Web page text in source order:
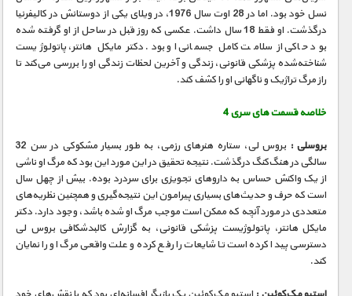
نسل خود بود. اما در 28 اوت سال 1976، در ویلای یکی از دوستانش در کالیفرنیا
درگذشت. او فقط 18 سال داشت. عکسی که روز قبل در ساحل از او گرفته شده
بود حاکی از سلامت کامل جسمانی او بود. دکتر مایکل هانتر، پاتولوژیست
شناخته‌شده پزشکی قانونی، زندگی و آخرین لحظات زندگی او را بررسی می‌کند تا
راز مرگ تراژیک و ناگهانی او را کشف کند.
خلاصه قسمت های سری 4
بروسلی :
بروس لی، ستاره هنرهای رزمی، به طور بسیار مشکوکی در سن 32
سالگی در هنگ‌کنگ درگذشت. نتیجه تحقیق در این مورد این بود که مرگ او ناشی
از یک واکنش حساس به داروهای تجویزی برای سردرد بوده. بیش از چهل سال
است که حرف و حدیث‌های بسیاری پیرامون این نتیجه‌گیری و همچنین نظریه‌های
متعددی در مورد آنچه که ممکن است موجب مرگ او شده باشد، وجود دارد. دکتر
مایکل هانتر، پاتولوژیست پزشکی قانونی، به گزارش کالبدشکافی بروس لی
دسترسی پیدا کرده است تا شایعات را رفع کرده و علت واقعی مرگ او را نمایان
کند.